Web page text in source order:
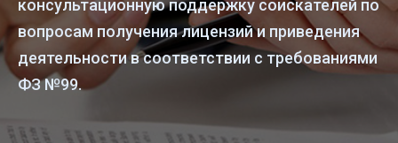
консультационную поддержку соискателей по
вопросам получения лицензий и приведения
деятельности в соответствии с требованиями
ФЗ №99.